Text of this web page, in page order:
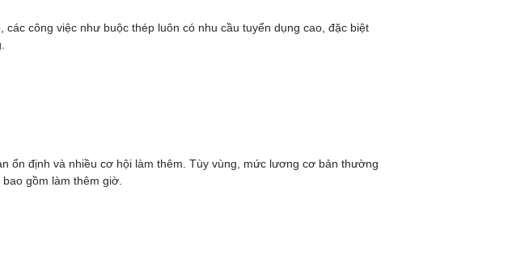
công việc như buộc thép luôn có nhu cầu tuyển dụng cao, đặc biệt
ổn định và nhiều cơ hội làm thêm. Tùy vùng, mức lương cơ bản thường
gồm làm thêm giờ.